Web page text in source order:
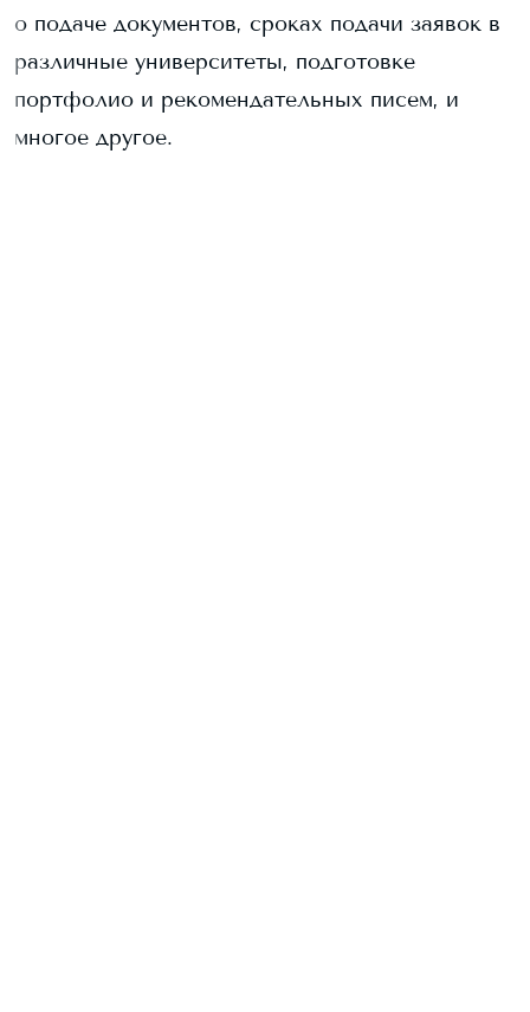
о подаче документов, сроках подачи заявок в
различные университеты, подготовке
портфолио и рекомендательных писем, и
многое другое.